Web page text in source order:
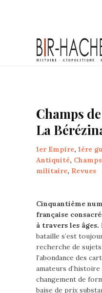
Champs
La
1er Empire, 1ère
Antiquité,
militaire, Revues
Cinquantième
française
à travers les âges.
bataille s’est
recherche de
l’abondance des
amateurs
changement de
baise de prix